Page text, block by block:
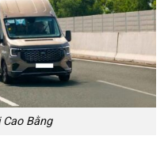
Bằng